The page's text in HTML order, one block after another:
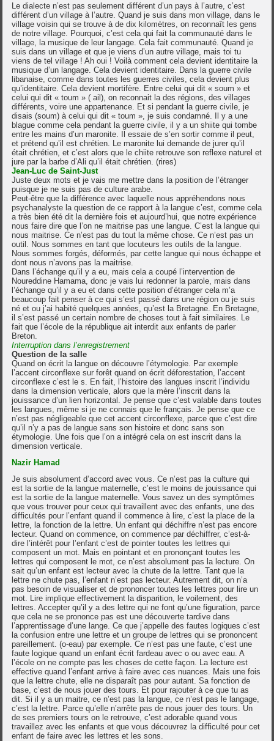
Le dialecte n’est pas seulement différent d’un pays à l’autre, c’est
différent d’un village à l’autre. Quand je suis dans mon village, dans le
village voisin qui se trouve à de dix kilomètres, on reconnaît les gens
de notre village. Pourquoi, c’est cela qui fait la communauté dans le
village, la musique de leur langage. Cela fait communauté. Quand je
suis dans un village et que je viens d’un autre village, mais toi tu
viens de tel village ! Ah oui ! Voilà comment cela devient identitaire la
musique d’un langage. Cela devient identitaire. Dans la guerre civile
libanaise, comme dans toutes les guerres civiles, cela devient plus
qu’identitaire. Cela devient mortifère. Entre celui qui dit « soum » et
celui qui dit « toum » ( ail), on reconnait la des régions, des villages
différents, voire une appartenance. Et si pendant la guerre civile, je
disais (soum) à celui qui dit « toum », je suis condamné. Il y a une
blague comme cela pendant la guerre civile, il y a un shiite qui tombe
entre les mains d’un maronite. Il essaie de s’en sortir comme il peut,
et prétend qu’il est chrétien. Le maronite lui demande de jurer qu’il
était chrétien, et c’est alors que le chiite retrouve son reflexe naturel et
jure par la barbe d’Ali qu’il était chrétien. (rires)
Jean-Luc de Saint-Just
Juste deux mots et je vais me mettre dans la position de l’étranger
puisque je ne suis pas de culture arabe.
Peut-être que la différence avec laquelle nous appréhendons nous
psychanalyste la question de ce rapport à la langue c’est, comme cela
a très bien été dit la dernière fois et aujourd’hui, que notre expérience
nous faire dire que l’on ne maitrise pas une langue. C’est la langue qui
nous maitrise. Ce n’est pas du tout la même chose. Ce n’est pas un
outil. Nous sommes en tant que locuteurs les outils de la langue.
Nous sommes forgés, déformés, par cette langue qui nous échappe et
dont nous n’avons pas la maitrise.
Dans l’échange qu’il y a eu, mais cela a coupé l’intervention de
Noureddine Hamama, donc je vais lui redonner la parole, mais dans
l’échange qu’il y a eu et dans cette position d’étranger cela m’a
beaucoup fait penser à ce qui s’est passé dans une région ou je suis
né et ou j’ai habité quelques années, qu’est la Bretagne. En Bretagne,
il s’est passé un certain nombre de choses tout à fait similaires. Le
fait que l’école de la république ait interdit aux enfants de parler
Breton.
Interruption dans l’enregistrement
Question de la salle
Quand on écrit la langue on découvre l’étymologie. Par exemple
l’accent circonflexe sur forêt quand on écrit déforestation, l’accent
circonflexe c’est le s. En fait, l’histoire des langues inscrit l’individu
dans la dimension verticale, alors que la mère l’inscrit dans la
jouissance d’un lien horizontal. Je pense que c’est valable dans toutes
les langues, même si je ne connais que le français. Je pense que ce
n’est pas négligeable que cet accent circonflexe, parce que c’est dire
qu’il n’y a pas de langue sans son histoire et donc sans son
étymologie. Une fois que l’on a intégré cela on est inscrit dans la
dimension verticale.
Nazir Hamad
Je suis absolument d’accord avec vous. Ce n’est pas la culture qui
est la sortie de la langue maternelle, c’est le moins de jouissance qui
est la sortie de la langue maternelle. Vous savez un des symptômes
que vous trouver pour ceux qui travaillent avec des enfants, une des
difficultés pour l’enfant quand il commence à lire, c’est la place de la
lettre, la fonction de la lettre. Un enfant qui déchiffre n’est pas encore
lecteur. Quand on commence, on commence par déchiffrer, c’est-à-
dire l’intérêt pour l’enfant c’est de pointer toutes les lettres qui
composent un mot. Mais en pointant et en prononçant toutes les
lettres qui composent le mot, ce n’est absolument pas la lecture. On
sait qu’un enfant est lecteur avec la chute de la lettre. Tant que la
lettre ne chute pas, l’enfant n’est pas lecteur. Autrement dit, on n’a
pas besoin de visualiser et de prononcer toutes les lettres pour lire un
mot. Lire implique effectivement la disparition, le voilement, des
lettres. Accepter qu’il y a des lettre qui ne font qu’une figuration, parce
que cela ne se prononce pas est une découverte tardive dans
l’apprentissage d’une lange. Ce que j’appelle des fautes logiques c’est
la confusion entre une lettre et un groupe de lettres qui se prononcent
pareillement. (o-eau) par exemple. Ce n’est pas une faute, c’est une
faute logique quand un enfant écrit fardeau avec o ou avec eau. A
l’école on ne compte pas les choses de cette façon. La lecture est
effective quand l’enfant arrive à faire avec ces nuances. Mais une fois
que la lettre chute, elle ne disparaît pas pour autant. Sa fonction de
base, c’est de nous jouer des tours. Et pour rajouter à ce que tu as
dit. Si il y a un maitre, ce n’est pas la langue, ce n’est pas le langage,
c’est la lettre. Parce qu’elle n’arrête pas de nous jouer des tours. Un
de ses premiers tours on le retrouve, c’est adorable quand vous
travaillez avec les enfants et que vous découvrez la difficulté pour cet
enfant de faire avec les lettres et les sons.